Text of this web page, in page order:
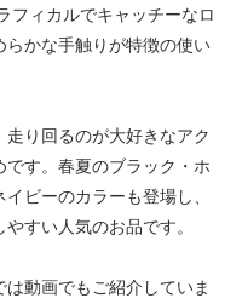
フィカルでキャッチーなロ
らかな手触りが特徴の使い
り回るのが大好きなアク
す。春夏のブラック・ホ
ビーのカラーも登場し、
すい人気のお品です。
動画でもご紹介していま